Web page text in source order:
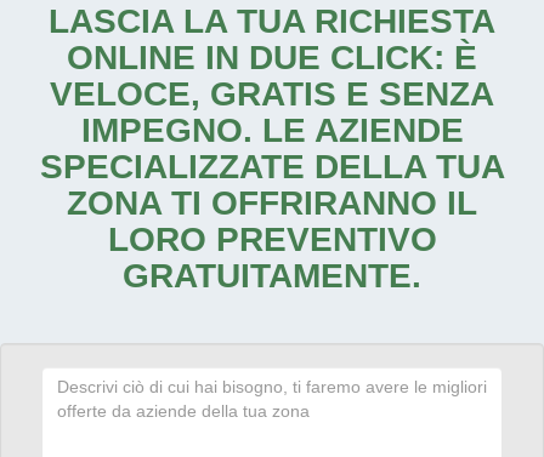
LASCIA LA TUA RICHIESTA
ONLINE IN DUE CLICK: È
VELOCE, GRATIS E SENZA
IMPEGNO. LE AZIENDE
SPECIALIZZATE DELLA TUA
ZONA TI OFFRIRANNO IL
LORO PREVENTIVO
GRATUITAMENTE.